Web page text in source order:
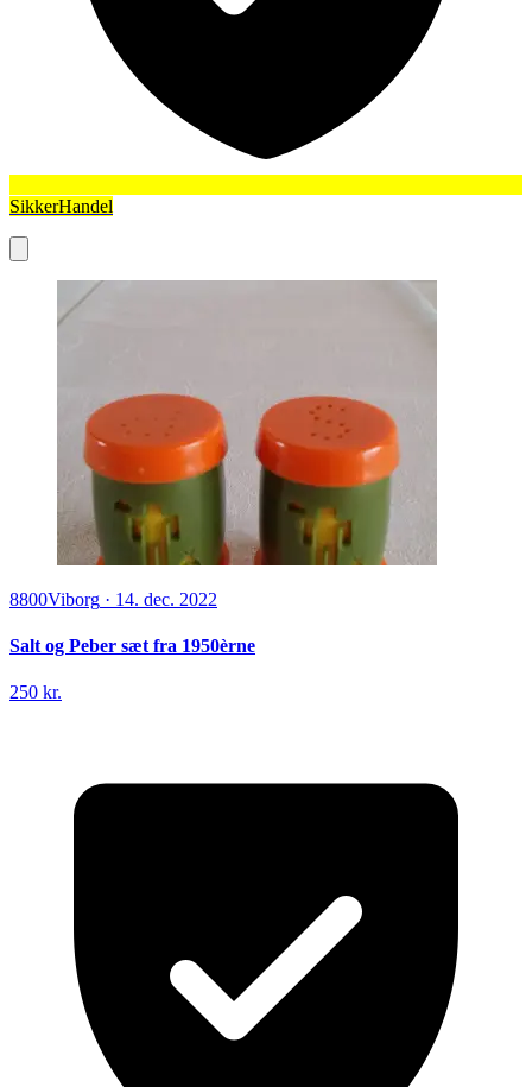
SikkerHandel
8800Viborg · 14. dec. 2022
Salt og Peber sæt fra 1950èrne
250 kr.